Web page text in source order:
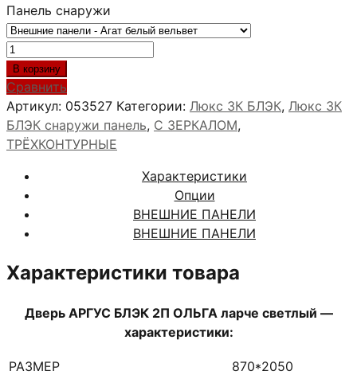
Панель снаружи
Количество
товара
АРГУС
БЛЭК
2П
ОЛЬГА
светлый
В корзину
Сравнить
Артикул: 053527 Категории: Люкс 3К БЛЭК, Люкс 3К
БЛЭК снаружи панель, С ЗЕРКАЛОМ,
ТРЁХКОНТУРНЫЕ
Характеристики
Опции
ВНЕШНИЕ ПАНЕЛИ
ВНЕШНИЕ ПАНЕЛИ
Характеристики товара
Дверь АРГУС БЛЭК 2П ОЛЬГА ларче светлый —
характеристики:
РАЗМЕР
870*2050